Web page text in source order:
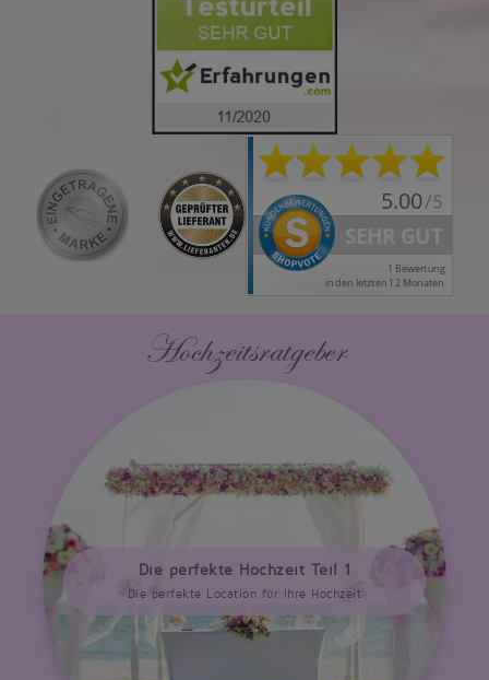
Hochzeitsratgeber
Die perfekte Hochzeit Teil 1
Die perfekte Location für Ihre Hochzeit